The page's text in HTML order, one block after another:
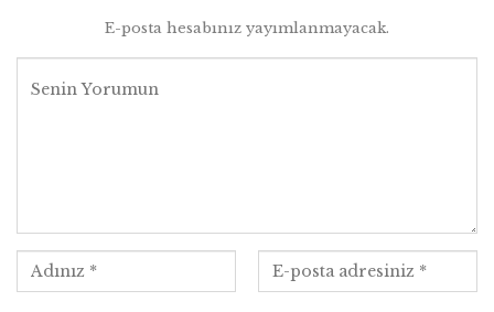
E-posta hesabınız yayımlanmayacak.